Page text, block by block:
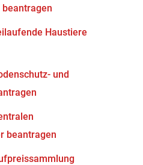
Haustiere
und
beantragen